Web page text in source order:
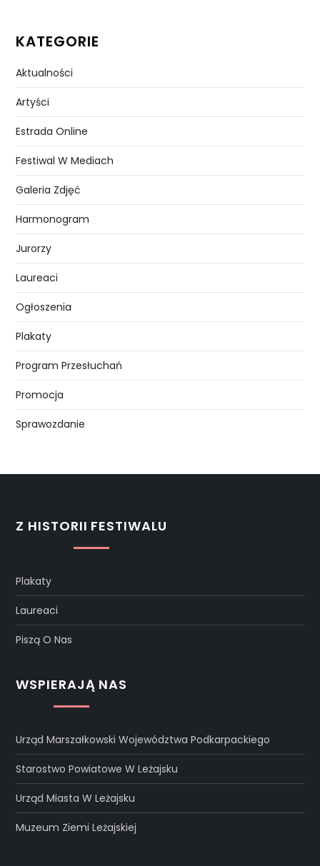
KATEGORIE
Aktualności
Artyści
Estrada Online
Festiwal W Mediach
Galeria Zdjęć
Harmonogram
Jurorzy
Laureaci
Ogłoszenia
Plakaty
Program Przesłuchań
Promocja
Sprawozdanie
Z HISTORII FESTIWALU
Plakaty
Laureaci
Piszą O Nas
WSPIERAJĄ NAS
Urząd Marszałkowski Województwa Podkarpackiego
Starostwo Powiatowe W Leżajsku
Urząd Miasta W Leżajsku
Muzeum Ziemi Leżajskiej